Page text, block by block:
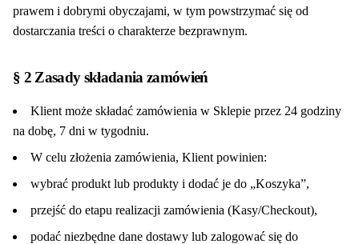
prawem i dobrymi obyczajami, w tym powstrzymać się od
dostarczania treści o charakterze bezprawnym.
§ 2 Zasady składania zamówień
Klient może składać zamówienia w Sklepie przez 24 godziny
na dobę, 7 dni w tygodniu.
W celu złożenia zamówienia, Klient powinien:
wybrać produkt lub produkty i dodać je do „Koszyka”,
przejść do etapu realizacji zamówienia (Kasy/Checkout),
podać niezbędne dane dostawy lub zalogować się do